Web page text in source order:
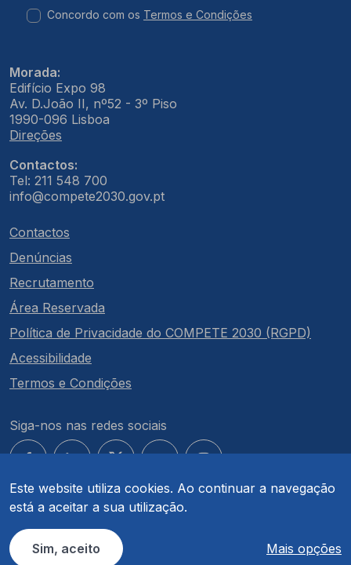
Este website utiliza cookies. Ao continuar a navegação
está a aceitar a sua utilização.
Sim, aceito Mais opções
Concordo com os Termos e Condições
Morada:
Edifício Expo 98
Av. D.João II, nº52 - 3º Piso
1990-096 Lisboa
Direções
Contactos:
Tel: 211 548 700
info@compete2030.gov.pt
Contactos
Denúncias
Recrutamento
Área Reservada
Política de Privacidade do COMPETE 2030 (RGPD)
Acessibilidade
Termos e Condições
Siga-nos nas redes sociais
© COMPETE 2030. Todos os direitos reservados.